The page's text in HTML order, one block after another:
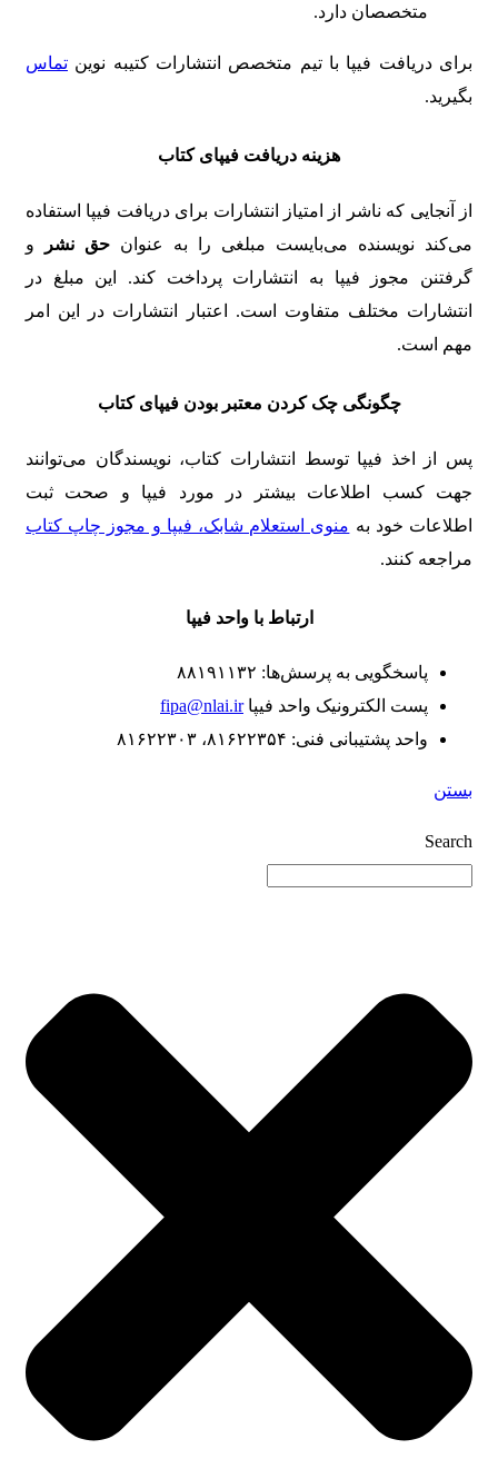
متخصصان دارد.
برای دریافت فیپا با تیم متخصص انتشارات کتیبه نوین تماس
بگیرید.
هزینه دریافت فیپای کتاب
از آنجایی که ناشر از امتیاز انتشارات برای دریافت فیپا استفاده
می‌کند نویسنده می‌بایست مبلغی را به عنوان حق نشر
و
گرفتنن مجوز فیپا به انتشارات پرداخت کند. این مبلغ در
انتشارات مختلف متفاوت است. اعتبار انتشارات در این امر
مهم است.
چگونگی چک کردن معتبر بودن فیپای کتاب
پس از اخذ فیپا توسط انتشارات کتاب، نویسندگان می‌توانند
جهت کسب اطلاعات بیشتر در مورد فیپا و صحت ثبت
اطلاعات خود به منوی استعلام شابک، فیپا و مجوز چاپ کتاب
مراجعه کنند.
ارتباط با واحد فیپا
پاسخگویی به پرسش‌ها: ۸۸۱۹۱۱۳۲
پست الکترونیک واحد فیپاfipa@nlai.ir
واحد پشتیبانی فنی: ۸۱۶۲۲۳۵۴، ۸۱۶۲۲۳۰۳
بستن
Search